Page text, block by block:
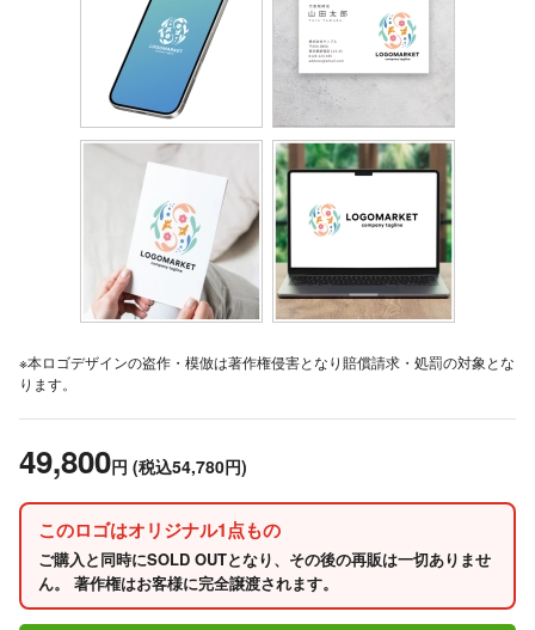
※本ロゴデザインの盗作・模倣は著作権侵害となり賠償請求・処罰の対象とな
ります。
49,800円 (税込54,780円)
このロゴはオリジナル1点もの
ご購入と同時にSOLD OUTとなり、その後の再販は一切ありませ
ん。 著作権はお客様に完全譲渡されます。